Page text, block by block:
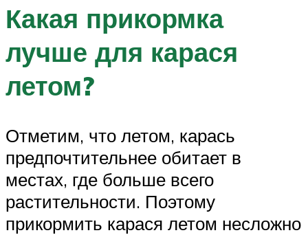
Какая прикормка
лучше для карася
летом?
Отметим, что летом, карась
предпочтительнее обитает в
местах, где больше всего
растительности. Поэтому
прикормить карася летом несложно